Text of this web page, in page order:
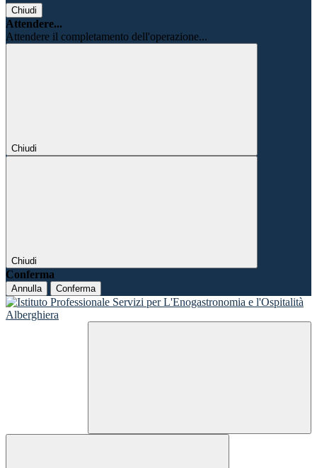
Chiudi
Attendere...
Attendere il completamento dell'operazione...
Chiudi
Chiudi
Conferma
Annulla Conferma